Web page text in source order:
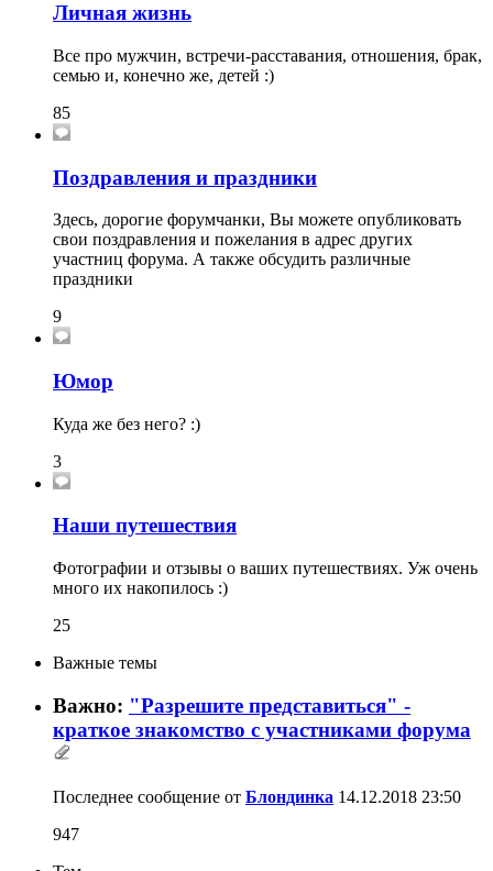
Личная жизнь
Все про мужчин, встречи-расставания, отношения, брак,
семью и, конечно же, детей :)
85
Поздравления и праздники
Здесь, дорогие форумчанки, Вы можете опубликовать
свои поздравления и пожелания в адрес других
участниц форума. А также обсудить различные
праздники
9
Юмор
Куда же без него? :)
3
Наши путешествия
Фотографии и отзывы о ваших путешествиях. Уж очень
много их накопилось :)
25
Важные темы
Важно: "Разрешите представиться" -
краткое знакомство с участниками форума
Последнее сообщение от Блондинка 14.12.2018 23:50
947